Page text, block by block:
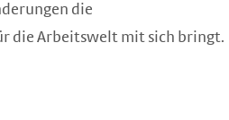
die
die Arbeitswelt mit sich bringt.